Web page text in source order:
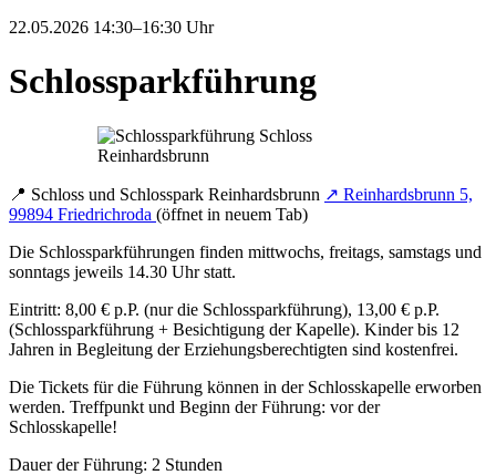
22.05.2026 14:30–16:30 Uhr
Schlossparkführung
📍 Schloss und Schlosspark Reinhardsbrunn ↗ Reinhardsbrunn 5,
99894 Friedrichroda (öffnet in neuem Tab)
Die Schlossparkführungen finden mittwochs, freitags, samstags und
sonntags jeweils 14.30 Uhr statt.
Eintritt: 8,00 € p.P. (nur die Schlossparkführung), 13,00 € p.P.
(Schlossparkführung + Besichtigung der Kapelle). Kinder bis 12
Jahren in Begleitung der Erziehungsberechtigten sind kostenfrei.
Die Tickets für die Führung können in der Schlosskapelle erworben
werden. Treffpunkt und Beginn der Führung: vor der
Schlosskapelle!
Dauer der Führung: 2 Stunden